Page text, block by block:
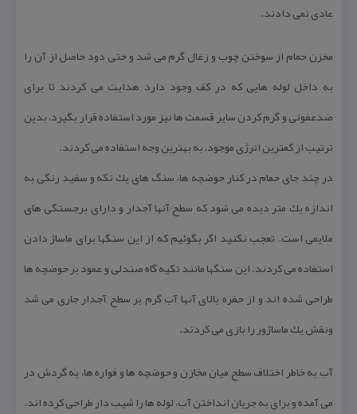
عادی نمی دادند.
مخزن حمام از سوختن چوب و زغال گرم می شد و حتی دود حاصل از آن را
به داخل لوله هایی كه در كف وجود دارد هدایت می كردند تا برای
ضدعفونی و گرم كردن سایر قسمت ها نیز مورد استفاده قرار بگیرد، بدین
ترتیب از كمترین انرژی موجود، به بهترین وجه استفاده می كردند.
در چند جای حمام در كنار حوضچه ها، سنگ های یك تكه و سفید رنگی به
اندازه یك متر دیده می شود كه سطح آنها آجدار و دارای برجستگی های
ملایمی است. تعجب نكنید اگر بگوئیم كه از این سنگها برای ماساژ دادن
استفاده می كردند. این سنگها مانند تكیه گاه صندلی و عمود بر حوضچه ها
طراحی شده اند و از حفره بالای آنها آب گرم بر سطح آجدار جاری می شد
ونقش یك ماساژور را بازی می كردند.
آب به خاطر اختلاف سطح میان مخازن و حوضچه ها و فواره ها، به گردش در
می آمده و برای به جریان انداختن آب، لوله ها را شیب دار طراحی كرده اند.